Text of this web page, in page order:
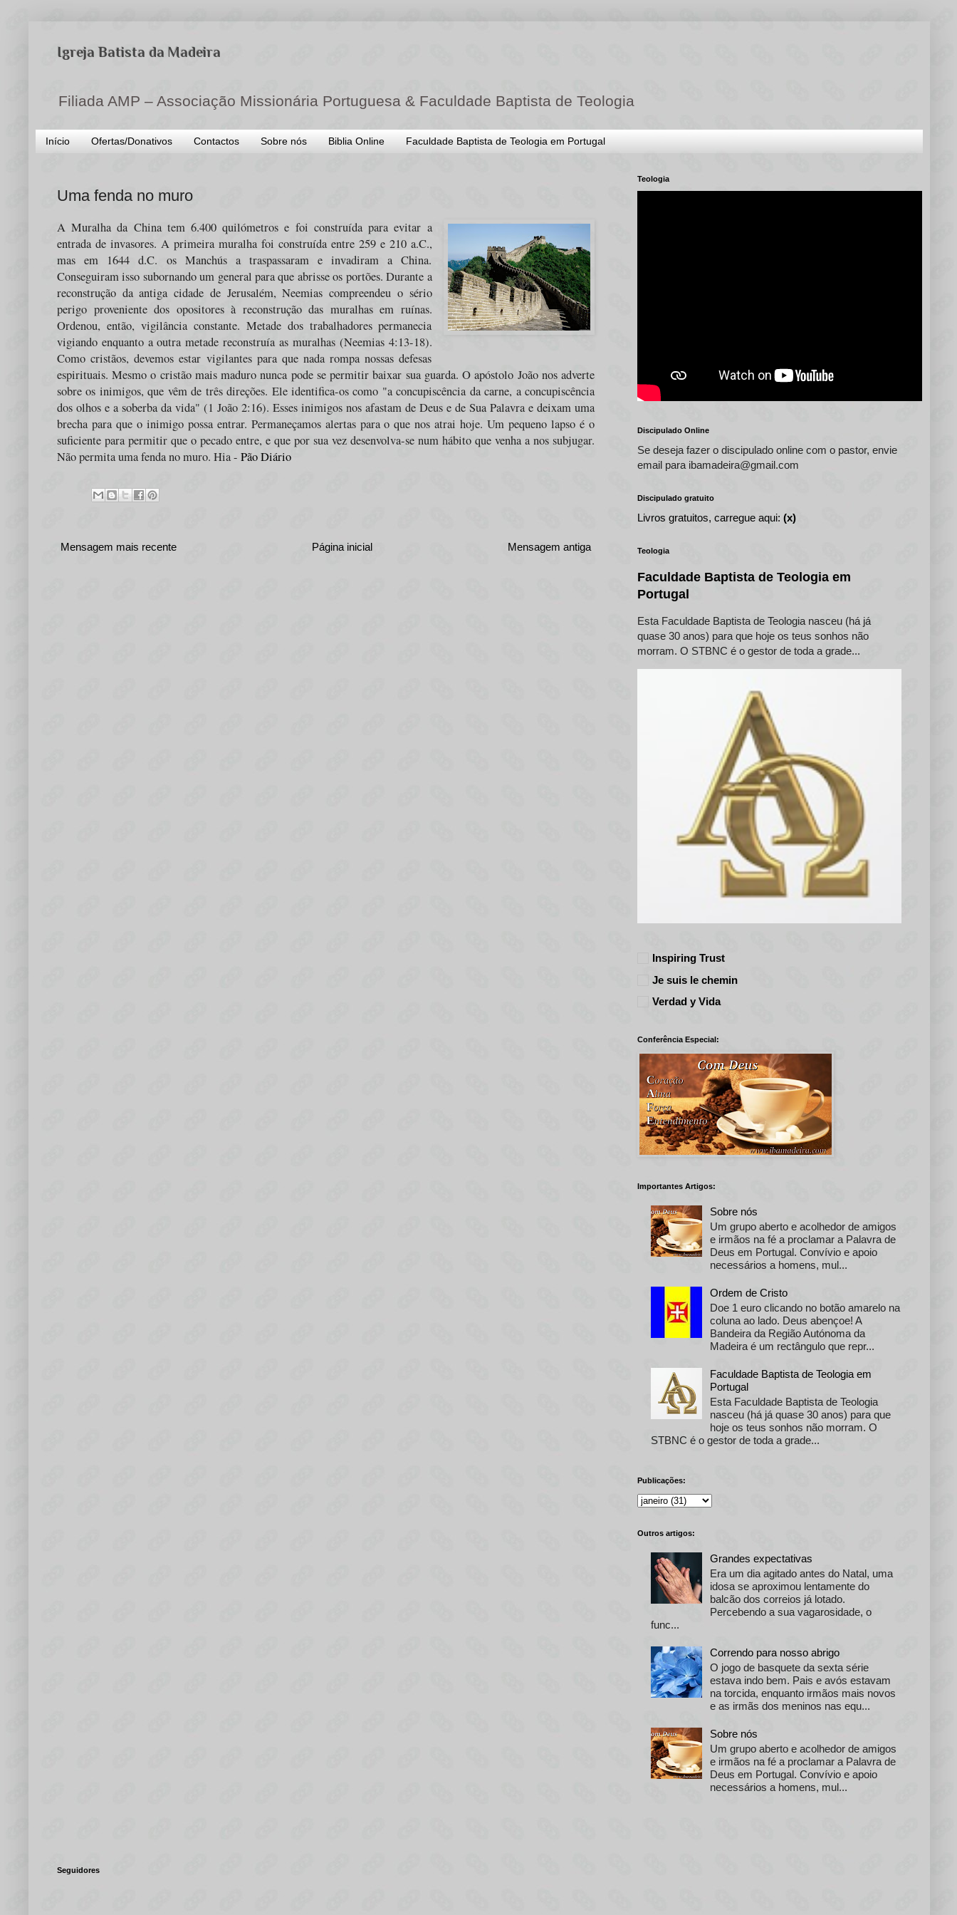
Igreja Batista da Madeira
Filiada AMP – Associação Missionária Portuguesa & Faculdade Baptista de Teologia
Início Ofertas/Donativos Contactos Sobre nós Biblia Online Faculdade Baptista de Teologia em Portugal
Uma fenda no muro
A Muralha da China tem 6.400 quilómetros e foi construída para evitar a
entrada de invasores. A primeira muralha foi construída entre 259 e 210 a.C.,
mas em 1644 d.C. os Manchús a traspassaram e invadiram a China.
Conseguiram isso subornando um general para que abrisse os portões. Durante a
reconstrução da antiga cidade de Jerusalém, Neemias compreendeu o sério
perigo proveniente dos opositores à reconstrução das muralhas em ruínas.
Ordenou, então, vigilância constante. Metade dos trabalhadores permanecia
vigiando enquanto a outra metade reconstruía as muralhas (Neemias 4:13-18).
Como cristãos, devemos estar vigilantes para que nada rompa nossas defesas
espirituais. Mesmo o cristão mais maduro nunca pode se permitir baixar sua guarda. O apóstolo João nos adverte
sobre os inimigos, que vêm de três direções. Ele identifica-os como "a concupiscência da carne, a concupiscência
dos olhos e a soberba da vida" (1 João 2:16). Esses inimigos nos afastam de Deus e de Sua Palavra e deixam uma
brecha para que o inimigo possa entrar. Permaneçamos alertas para o que nos atrai hoje. Um pequeno lapso é o
suficiente para permitir que o pecado entre, e que por sua vez desenvolva-se num hábito que venha a nos subjugar.
Não permita uma fenda no muro. Hia - Pão Diário
Mensagem mais recente Mensagem antiga
Página inicial
Teologia
Discipulado Online
Se deseja fazer o discipulado online com o pastor, envie
email para ibamadeira@gmail.com
Discipulado gratuito
Livros gratuitos, carregue aqui: (x)
Teologia
Faculdade Baptista de Teologia em
Portugal
Esta Faculdade Baptista de Teologia nasceu (há já
quase 30 anos) para que hoje os teus sonhos não
morram. O STBNC é o gestor de toda a grade...
Inspiring Trust
Je suis le chemin
Verdad y Vida
Conferência Especial:
Importantes Artigos:
Sobre nós
Um grupo aberto e acolhedor de amigos
e irmãos na fé a proclamar a Palavra de
Deus em Portugal. Convívio e apoio
necessários a homens, mul...
Ordem de Cristo
Doe 1 euro clicando no botão amarelo na
coluna ao lado. Deus abençoe! A
Bandeira da Região Autónoma da
Madeira é um rectângulo que repr...
Faculdade Baptista de Teologia em
Portugal
Esta Faculdade Baptista de Teologia
nasceu (há já quase 30 anos) para que
hoje os teus sonhos não morram. O
STBNC é o gestor de toda a grade...
Publicações:
Outros artigos:
Grandes expectativas
Era um dia agitado antes do Natal, uma
idosa se aproximou lentamente do
balcão dos correios já lotado.
Percebendo a sua vagarosidade, o
func...
Correndo para nosso abrigo
O jogo de basquete da sexta série
estava indo bem. Pais e avós estavam
na torcida, enquanto irmãos mais novos
e as irmãs dos meninos nas equ...
Sobre nós
Um grupo aberto e acolhedor de amigos
e irmãos na fé a proclamar a Palavra de
Deus em Portugal. Convívio e apoio
necessários a homens, mul...
Seguidores